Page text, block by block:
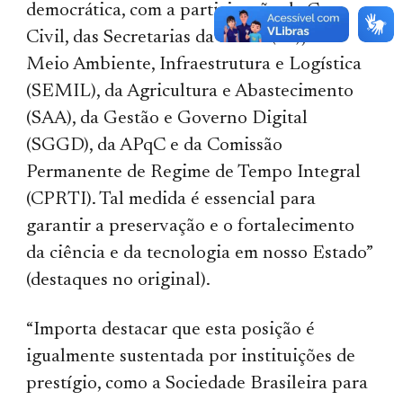
democrática, com a participação da Casa
Civil, das Secretarias da Saúde (SS), do
Meio Ambiente, Infraestrutura e Logística
(SEMIL), da Agricultura e Abastecimento
(SAA), da Gestão e Governo Digital
(SGGD), da APqC e da Comissão
Permanente de Regime de Tempo Integral
(CPRTI). Tal medida é essencial para
garantir a preservação e o fortalecimento
da ciência e da tecnologia em nosso Estado”
(destaques no original).
“Importa destacar que esta posição é
igualmente sustentada por instituições de
prestígio, como a Sociedade Brasileira para